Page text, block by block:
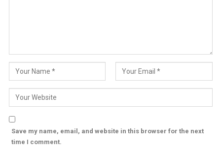
Save my name, email, and website in this browser for the next
time I comment.